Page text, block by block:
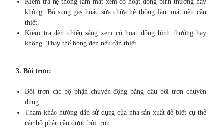
Kiểm tra hệ thống làm mát xem có hoạt động bình thường hay
không. Bổ sung gas hoặc sửa chữa hệ thống làm mát nếu cần
thiết.
Kiểm tra đèn chiếu sáng xem có hoạt động bình thường hay
không. Thay thế bóng đèn nếu cần thiết.
3. Bôi trơn:
Bôi trơn các bộ phận chuyển động bằng dầu bôi trơn chuyên
dụng.
Tham khảo hướng dẫn sử dụng của nhà sản xuất để biết cụ thể
các bộ phận cần được bôi trơn.